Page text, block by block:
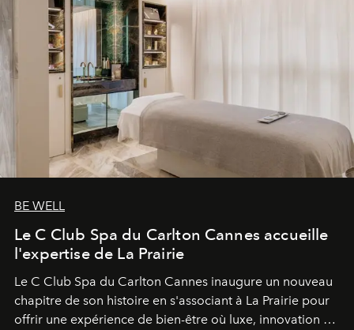
BE WELL
Le C Club Spa du Carlton Cannes accueille
l'expertise de La Prairie
Le C Club Spa du Carlton Cannes inaugure un nouveau
chapitre de son histoire en s'associant à La Prairie pour
offrir une expérience de bien-être où luxe, innovation et